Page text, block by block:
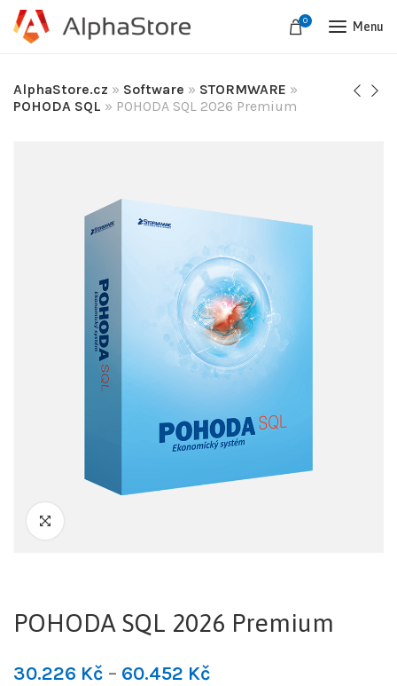
0 Menu
AlphaStore.cz » Software » STORMWARE »
POHODA SQL » POHODA SQL 2026 Premium
POHODA SQL 2026 Premium
30.226 Kč – 60.452 Kč